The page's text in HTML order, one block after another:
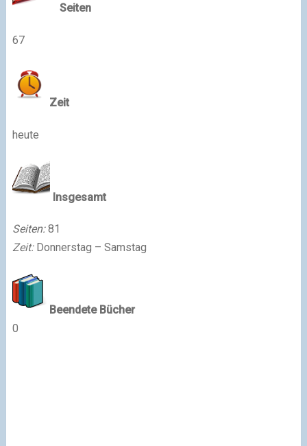
Seiten
67
Zeit
heute
Insgesamt
Seiten:81
Zeit:Donnerstag – Samstag
Beendete Bücher
0